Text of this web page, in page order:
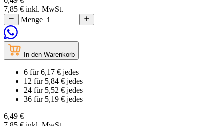
7,85 € inkl. MwSt.
Menge
In den Warenkorb
6 für6,17 € jedes
12 für 5,84 € jedes
24 für 5,52 € jedes
36 für 5,19 € jedes
6,49 €